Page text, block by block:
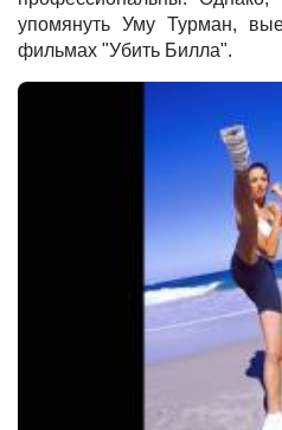
упомянуть Уму Турман,
фильмах "Убить Билла".